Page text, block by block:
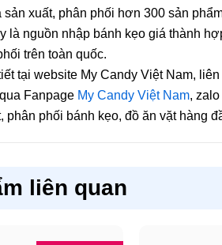
xuất, phân phối hơn 300 sản
là nguồn nhập bánh kẹo giá thành
trên toàn quốc.
tại website My Candy Việt Nam,
Fanpage My Candy Việt Nam,
phối bánh kẹo, đồ ăn vặt hàng
liên quan